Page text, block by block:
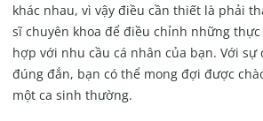
khác nhau, vì vậy điều cần thiết là phải
sĩ chuyên khoa để điều chỉnh những
hợp với nhu cầu cá nhân của bạn. Với
đúng đắn, bạn có thể mong đợi được
một ca sinh thường.